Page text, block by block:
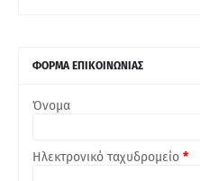
ΦΟΡΜΑ ΕΠΙΚΟΙΝΩΝΙΑΣ
Όνομα
Ηλεκτρονικό ταχυδρομείο *